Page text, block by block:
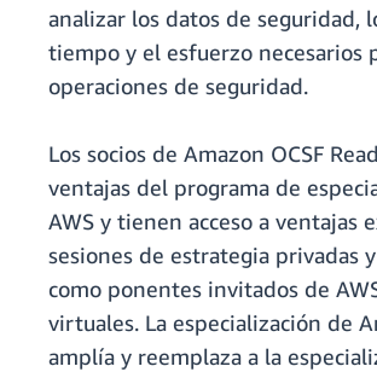
analizar los datos de seguridad,
tiempo y el esfuerzo necesarios
operaciones de seguridad.
Los socios de Amazon OCSF
ventajas del programa de
AWS y tienen acceso a ventajas
sesiones de estrategia privadas
como ponentes invitados de
virtuales. La especialización de
amplía y reemplaza a la